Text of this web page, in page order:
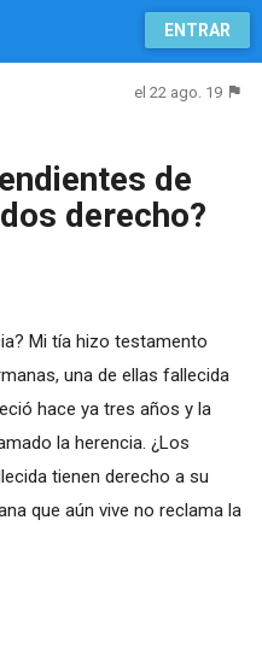
ENTRAR
el 22 ago. 19
de
derecho?
Mi tía hizo testamento
una de ellas fallecida
hace ya tres años y la
la herencia. ¿Los
tienen derecho a su
que aún vive no reclama la